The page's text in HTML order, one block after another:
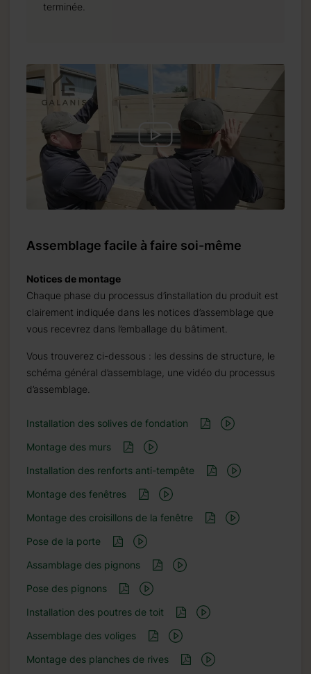
terminée.
Assemblage facile à faire soi-même
Notices de montage
Chaque phase du processus d’installation du produit est
clairement indiquée dans les notices d’assemblage que
vous recevrez dans l’emballage du bâtiment.
Vous trouverez ci-dessous : les dessins de structure, le
schéma général d’assemblage, une vidéo du processus
d’assemblage.
Installation des solives de fondation
Montage des murs
Installation des renforts anti-tempête
Montage des fenêtres
Montage des croisillons de la fenêtre
Pose de la porte
Assamblage des pignons
Pose des pignons
Installation des poutres de toit
Assemblage des voliges
Montage des planches de rives